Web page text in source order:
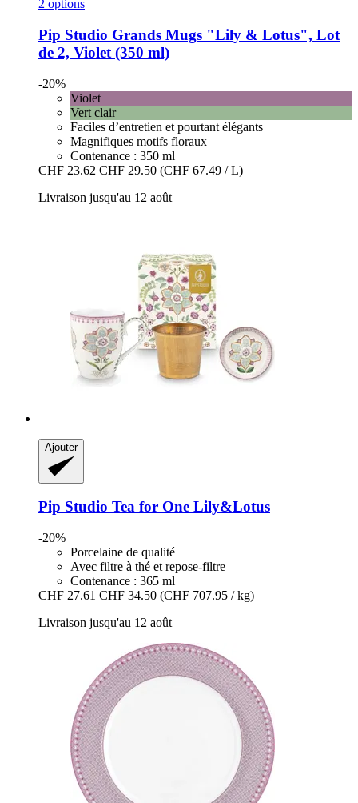
2 options
Pip Studio Grands Mugs "Lily & Lotus", Lot
de 2, Violet (350 ml)
-20%
Violet
Vert clair
Faciles d’entretien et pourtant élégants
Magnifiques motifs floraux
Contenance : 350 ml
CHF 23.62 CHF 29.50 (CHF 67.49 / L)
Livraison jusqu'au 12 août
Ajouter
Pip Studio Tea for One Lily&Lotus
-20%
Porcelaine de qualité
Avec filtre à thé et repose-filtre
Contenance : 365 ml
CHF 27.61 CHF 34.50 (CHF 707.95 / kg)
Livraison jusqu'au 12 août